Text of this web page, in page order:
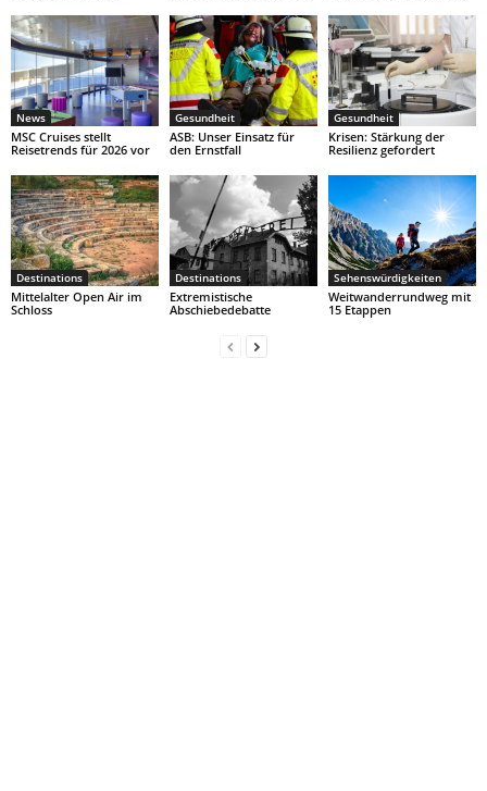
News
MSC Cruises stellt
Reisetrends für 2026 vor
Gesundheit
ASB: Unser Einsatz für
den Ernstfall
Gesundheit
Krisen: Stärkung der
Resilienz gefordert
Destinations
Mittelalter Open Air im
Schloss
Destinations
Extremistische
Abschiebedebatte
Sehenswürdigkeiten
Weitwanderrundweg mit
15 Etappen